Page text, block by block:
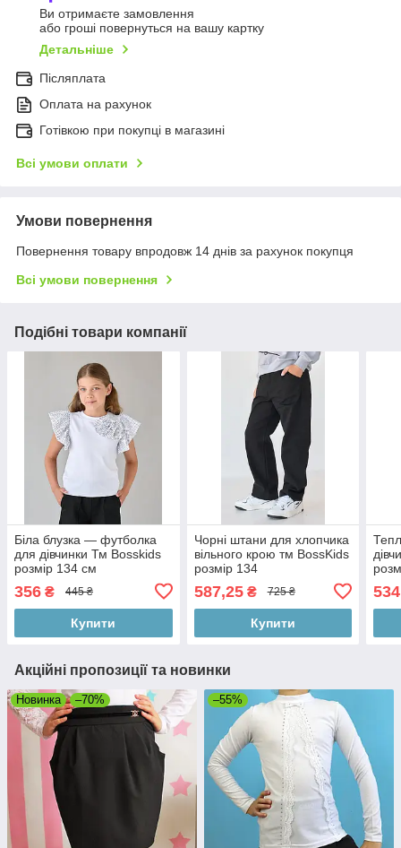
Ви отримаєте замовлення
або гроші повернуться на вашу картку
Детальніше
Післяплата
Оплата на рахунок
Готівкою при покупці в магазині
Всі умови оплати
Умови повернення
Повернення товару впродовж 14 днів за рахунок покупця
Всі умови повернення
Подібні товари компанії
Біла блузка — футболка
для дівчинки Тм Bosskids
розмір 134 см
356 ₴ 445 ₴
Купити
Чорні штани для хлопчика
вільного крою тм BossKids
розмір 134
587,25₴ 725 ₴
Купити
Акційні пропозиції та новинки
Новинка –70% –55%